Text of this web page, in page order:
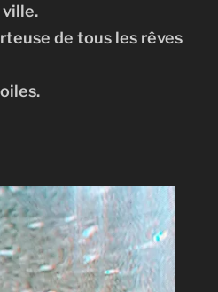
ville.
de tous les rêves